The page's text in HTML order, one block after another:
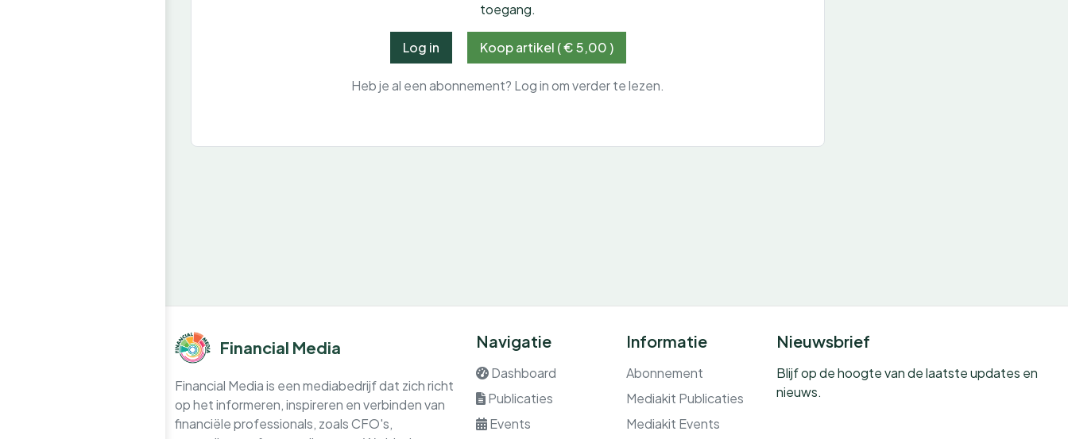
toegang.
Log in Koop artikel ( € 5,00 )
Heb je al een abonnement? Log in om verder te lezen.
Financial Media
Financial Media is een mediabedrijf dat zich richt
op het informeren, inspireren en verbinden van
financiële professionals, zoals CFO's,
Navigatie
Dashboard
Publicaties
Events
Informatie
Abonnement
Mediakit Publicaties
Mediakit Events
Nieuwsbrief
Blijf op de hoogte van de laatste updates en
nieuws.